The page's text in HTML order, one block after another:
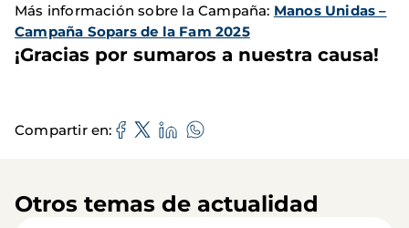
Más información sobre la Campaña: Manos Unidas –
Campaña Sopars de la Fam 2025
¡Gracias por sumaros a nuestra causa!
Compartir en
Otros temas de actualidad